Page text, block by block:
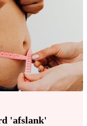
'afslank'